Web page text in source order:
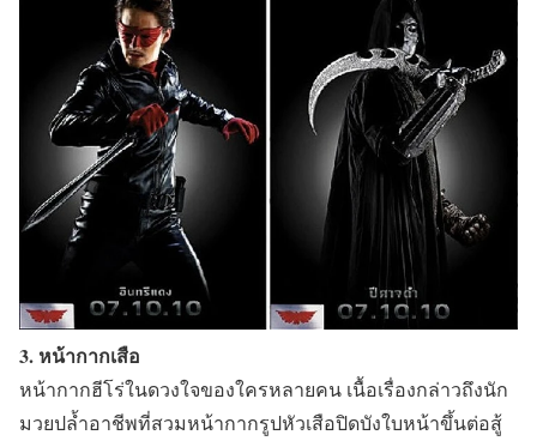
3. หน้ากากเสือ
หน้ากากฮีโร่ในดวงใจของใครหลายคน เนื้อเรื่องกล่าวถึงนัก
มวยปล้ำอาชีพที่สวมหน้ากากรูปหัวเสือปิดบังใบหน้าขึ้นต่อสู้